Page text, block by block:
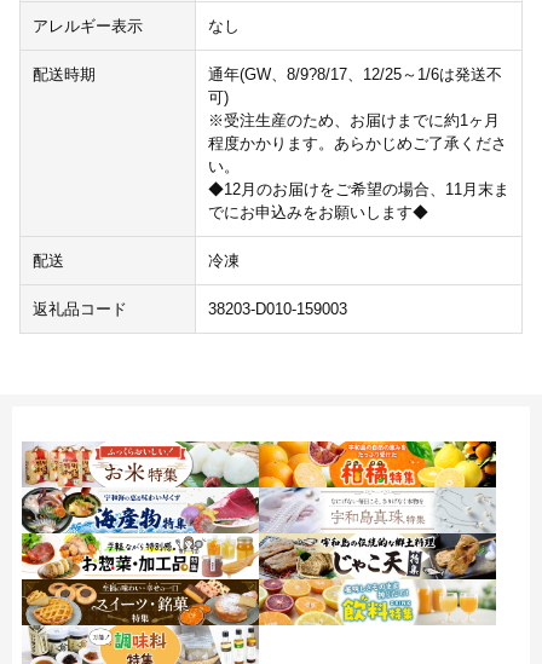
アレルギー表示 なし
配送時期
通年(GW、8/9?8/17、12/25～1/6は発送不
可)
※受注生産のため、お届けまでに約1ヶ月
程度かかります。あらかじめご了承くださ
い。
◆12月のお届けをご希望の場合、11月末ま
でにお申込みをお願いします◆
配送 冷凍
返礼品コード 38203-D010-159003